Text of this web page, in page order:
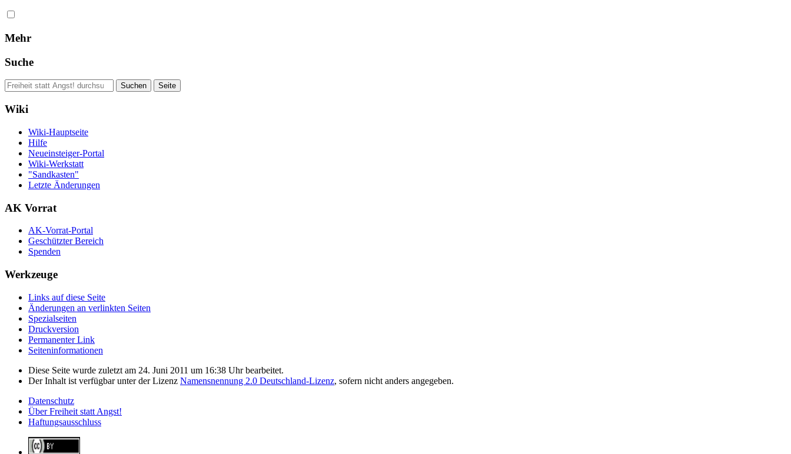
Mehr
Suche
Wiki
Wiki-Hauptseite
Hilfe
Neueinsteiger-Portal
Wiki-Werkstatt
"Sandkasten"
Letzte Änderungen
AK Vorrat
AK-Vorrat-Portal
Geschützter Bereich
Spenden
Werkzeuge
Links auf diese Seite
Änderungen an verlinkten Seiten
Spezialseiten
Druckversion
Permanenter Link
Seiten­­informationen
Diese Seite wurde zuletzt am 24. Juni 2011 um 16:38 Uhr bearbeitet.
Der Inhalt ist verfügbar unter der Lizenz Namensnennung 2.0 Deutschland-Lizenz, sofern nicht anders angegeben.
Datenschutz
Über Freiheit statt Angst!
Haftungsausschluss